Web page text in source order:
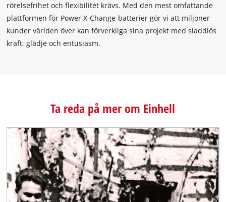
rörelsefrihet och flexibilitet krävs. Med den mest omfattande
plattformen för Power X-Change-batterier gör vi att miljoner
kunder världen över kan förverkliga sina projekt med sladdlös
kraft, glädje och entusiasm.
Ta reda på mer om Einhell